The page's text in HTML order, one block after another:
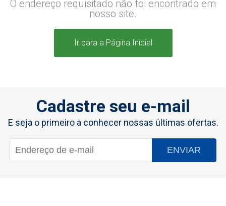
O endereço requisitado não foi encontrado em
nosso site.
Ir para a Página Inicial
Cadastre seu e-mail
E seja o primeiro a conhecer nossas últimas ofertas.
ENVIAR